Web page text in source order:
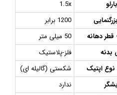
1.5x
1200 برابر
دهانه
50 میلی متر
فلز-پلاستیک
اپتیک
شکستی (گالیله ای)
ندارد